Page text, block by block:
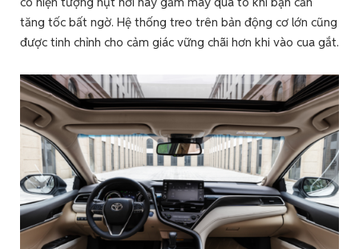
tăng tốc bất ngờ. Hệ thống treo trên bản động cơ lớn cũng
được tinh chỉnh cho cảm giác vững chãi hơn khi vào cua gắt.